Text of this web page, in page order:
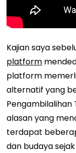
Kajian saya
platform
platform
alternatif yang
alasan yang
terdapat
dan budaya